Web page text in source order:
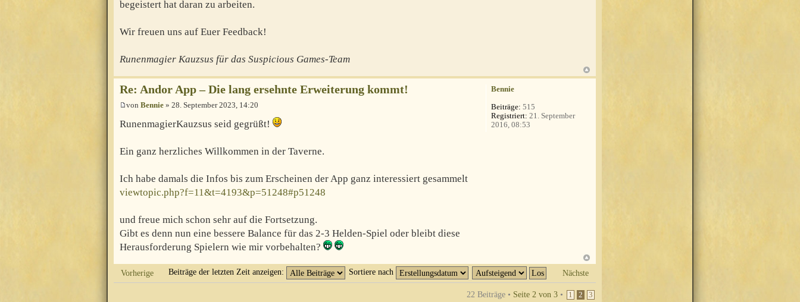
begeistert hat daran zu arbeiten.
Wir freuen uns auf Euer Feedback!
Runenmagier Kauzsus für das Suspicious Games-Team
Re: Andor App – Die lang ersehnte Erweiterung kommt!
von Bennie » 28. September 2023, 14:20
RunenmagierKauzsus seid gegrüßt!
Ein ganz herzliches Willkommen in der Taverne.
Ich habe damals die Infos bis zum Erscheinen der App ganz interessiert gesammelt
viewtopic.php?f=11&t=4193&p=51248#p51248
und freue mich schon sehr auf die Fortsetzung.
Gibt es denn nun eine bessere Balance für das 2-3 Helden-Spiel oder bleibt diese
Herausforderung Spielern wie mir vorbehalten?
Bennie
Beiträge: 515
Registriert: 21. September
2016, 08:53
Vorherige Nächste
Beiträge der letzten Zeit anzeigen: Sortiere nach
22 Beiträge • Seite 2 von 3 • 1 2 3